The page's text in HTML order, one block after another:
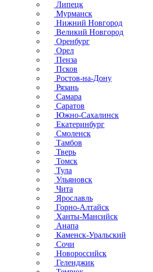
Липецк
Мурманск
Нижний Новгород
Великий Новгород
Оренбург
Орел
Пенза
Псков
Ростов-на-Дону
Рязань
Самара
Саратов
Южно-Сахалинск
Екатеринбург
Смоленск
Тамбов
Тверь
Томск
Тула
Ульяновск
Чита
Ярославль
Горно-Алтайск
Ханты-Мансийск
Анапа
Каменск-Уральский
Сочи
Новороссийск
Геленджик